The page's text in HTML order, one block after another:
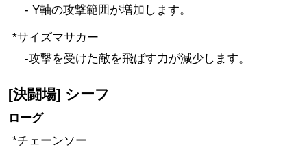
- Y軸の攻撃範囲が増加します。
*サイズマサカー
-攻撃を受けた敵を飛ばす力が減少します。
[決闘場] シーフ
ローグ
*チェーンソー